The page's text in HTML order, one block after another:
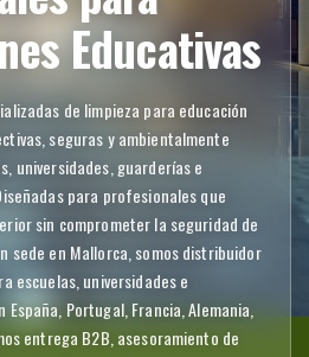
Educativas
de limpieza para educación
seguras y ambientalmente
universidades, guarderías e
para profesionales que
sin comprometer la seguridad de
sede en Mallorca, somos distribuidor
escuelas, universidades e
Portugal, Francia, Alemania,
entrega B2B, asesoramiento de